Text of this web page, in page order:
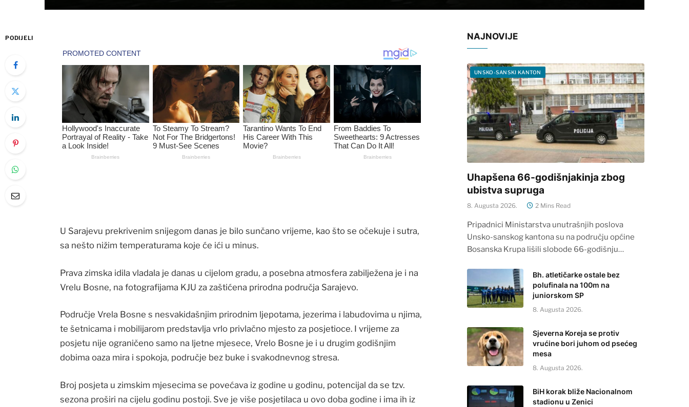
PODIJELI
U Sarajevu prekrivenim snijegom danas je bilo sunčano vrijeme, kao što se očekuje i sutra,
sa nešto nižim temperaturama koje će ići u minus.
Prava zimska idila vladala je danas u cijelom gradu, a posebna atmosfera zabilježena je i na
Vrelu Bosne, na fotografijama KJU za zaštićena prirodna područja Sarajevo.
Područje Vrela Bosne s nesvakidašnjim prirodnim ljepotama, jezerima i labudovima u njima,
te šetnicama i mobilijarom predstavlja vrlo privlačno mjesto za posjetioce. I vrijeme za
posjetu nije ograničeno samo na ljetne mjesece, Vrelo Bosne je i u drugim godišnjim
dobima oaza mira i spokoja, područje bez buke i svakodnevnog stresa.
Broj posjeta u zimskim mjesecima se povećava iz godine u godinu, potencijal da se tzv.
sezona proširi na cijelu godinu postoji. Sve je više posjetilaca u ovo doba godine i ima ih iz
NAJNOVIJE
UNSKO-SANSKI KANTON
Uhapšena 66-godišnjakinja zbog
ubistva supruga
8. Augusta 2026. 2 Mins Read
Pripadnici Ministarstva unutrašnjih poslova
Unsko-sanskog kantona su na području općine
Bosanska Krupa lišili slobode 66-godišnju…
Bh. atletičarke ostale bez
polufinala na 100m na
juniorskom SP
8. Augusta 2026.
Sjeverna Koreja se protiv
vrućine bori juhom od psećeg
mesa
8. Augusta 2026.
BiH korak bliže Nacionalnom
stadionu u Zenici